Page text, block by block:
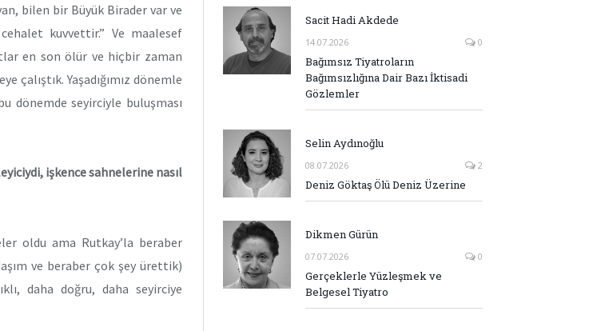
bilen bir Büyük Birader var ve
kuvvettir.” Ve maalesef
en son ölür ve hiçbir zaman
Yaşadığımız dönemle
dönemde seyirciyle buluşması
işkence sahnelerine nasıl
oldu ama Rutkay’la beraber
ve beraber çok şey ürettik)
daha doğru, daha seyirciye
Sacit Hadi Akdede
14.07.2026 0
Bağımsız Tiyatroların
Bağımsızlığına Dair Bazı İktisadi
Gözlemler
Selin Aydınoğlu
08.07.2026 2
Deniz Göktaş Ölü Deniz Üzerine
Dikmen Gürün
07.07.2026 0
Gerçeklerle Yüzleşmek ve
Belgesel Tiyatro